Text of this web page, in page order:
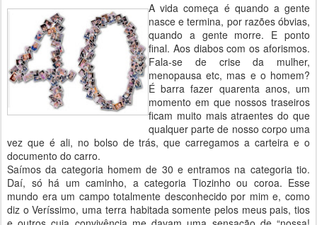
A vida começa é quando a gente
nasce e termina, por razões óbvias,
quando a gente morre. E ponto
final. Aos diabos com os aforismos.
Fala-se de crise da mulher,
menopausa etc, mas e o homem?
É barra fazer quarenta anos, um
momento em que nossos traseiros
ficam muito mais atraentes do que
qualquer parte de nosso corpo uma
vez que é ali, no bolso de trás, que carregamos a carteira e o
documento do carro.
Saímos da categoria homem de 30 e entramos na categoria tio.
Daí, só há um caminho, a categoria Tiozinho ou coroa. Esse
mundo era um campo totalmente desconhecido por mim e, como
diz o Veríssimo, uma terra habitada somente pelos meus pais, tios